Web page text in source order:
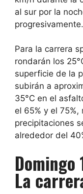
al sur por la
progresivamente.
Para la carrera
rondarán los
superficie de la
subirán a
35°C en el
el 65% y el
precipitaciones
alrededor del
La